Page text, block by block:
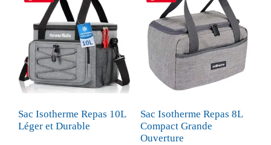
Sac Isotherme Repas 10L
Léger et Durable
Sac Isotherme Repas 8L
Compact Grande
Ouverture